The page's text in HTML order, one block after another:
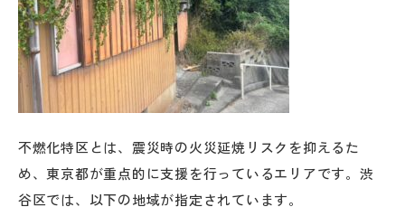
不燃化特区とは、震災時の火災延焼リスクを抑えるた
め、東京都が重点的に支援を行っているエリアです。渋
谷区では、以下の地域が指定されています。